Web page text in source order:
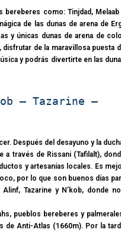
como: Tinjdad, Melaab
de las dunas de arena de
y únicas dunas de arena de
disfrutar de la maravillosa puesta
y podrás divertirte en las
– Tazarine –
Después del desayuno y la
a través de Rissani (Tafilalt),
y artesanías locales. Es
por lo que son buenos días
Tazarine y N’kob, donde
pueblos bereberes y
de Anti-Atlas (1660m). Por la